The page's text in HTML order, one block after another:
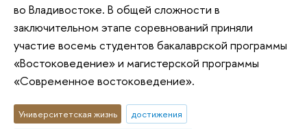
во Владивостоке. В общей сложности в
заключительном этапе соревнований приняли
участие восемь студентов бакалаврской программы
«Востоковедение» и магистерской программы
«Современное востоковедение».
Университетская жизнь
достижения